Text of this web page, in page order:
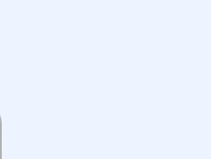
диагностика:
необходимые